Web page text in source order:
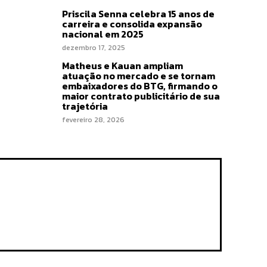
Priscila Senna celebra 15 anos de
carreira e consolida expansão
nacional em 2025
dezembro 17, 2025
Matheus e Kauan ampliam
atuação no mercado e se tornam
embaixadores do BTG, firmando o
maior contrato publicitário de sua
trajetória
fevereiro 28, 2026